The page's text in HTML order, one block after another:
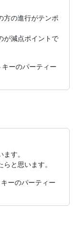
方の進行がテンポ
が減点ポイントで
ーのパーティー
す。
と思います。
ーのパーティー